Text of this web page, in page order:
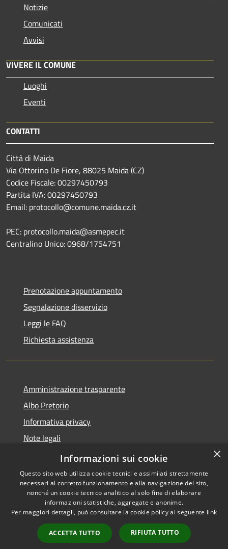
Notizie
Comunicati
Avvisi
VIVERE IL COMUNE
Luoghi
Eventi
CONTATTI
Città di Maida
Via Ottorino De Fiore, 88025 Maida (CZ)
Codice Fiscale: 00297450793
Partita IVA: 00297450793
Email: protocollo@comune.maida.cz.it
PEC: protocollo.maida@asmepec.it
Centralino Unico: 0968/1754751
Prenotazione appuntamento
Segnalazione disservizio
Leggi le FAQ
Richiesta assistenza
Amministrazione trasparente
Albo Pretorio
Informativa privacy
Note legali
Dichiarazione di accessibilità
Accessibility
Copyright © 2026 • Città di
Maida • Powered by
Municipium•
Admin
access
×
Informazioni sui cookie
Questo sito web utilizza cookie tecnici e assimilati strettamente
necessari al corretto funzionamento e alla navigazione del sito,
nonché un cookie tecnico analitico al solo fine di elaborare
informazioni statistiche, aggregate e anonime.
Per maggiori dettagli, può consultare la cookie policy al seguente link
ACCETTA TUTTO RIFIUTA TUTTO